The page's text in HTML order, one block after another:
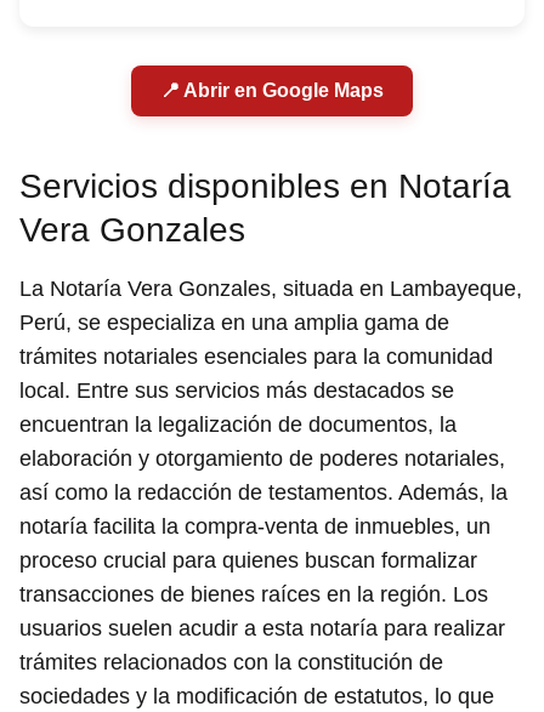
📍 Abrir en Google Maps
Servicios disponibles en Notaría
Vera Gonzales
La Notaría Vera Gonzales, situada en Lambayeque,
Perú, se especializa en una amplia gama de
trámites notariales esenciales para la comunidad
local. Entre sus servicios más destacados se
encuentran la legalización de documentos, la
elaboración y otorgamiento de poderes notariales,
así como la redacción de testamentos. Además, la
notaría facilita la compra-venta de inmuebles, un
proceso crucial para quienes buscan formalizar
transacciones de bienes raíces en la región. Los
usuarios suelen acudir a esta notaría para realizar
trámites relacionados con la constitución de
sociedades y la modificación de estatutos, lo que